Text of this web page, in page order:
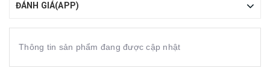
ĐÁNH GIÁ(APP)
Thông tin sản phẩm đang được cập nhật